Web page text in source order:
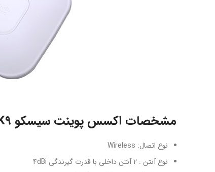
مشخصات اکسس پوینت سیسکو AIR-CAP3502I-A-K9 :
نوع اتصال: Wireless
نوع آنتن : 2 آنتن داخلی با قدرت گیرندگی 4dBi